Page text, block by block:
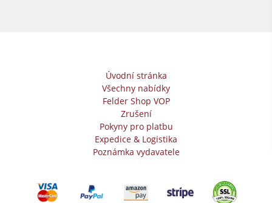
Úvodní stránka
Všechny nabídky
Felder Shop VOP
Zrušení
Pokyny pro platbu
Expedice & Logistika
Poznámka vydavatele